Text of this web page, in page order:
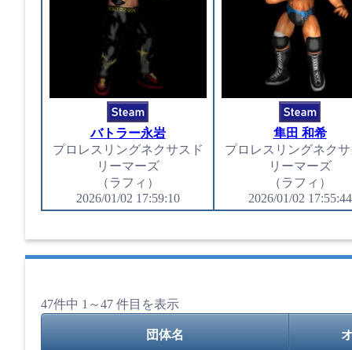
バトラー永岩
プロレスリングネクサスド
リーマーズ
（ラフィ）
2026/01/02 17:59:10
隼田 和希
プロレスリングネク
リーマーズ
（ラフィ）
2026/01/02 17:55:44
47件中 1～47 件目を表示
団体名